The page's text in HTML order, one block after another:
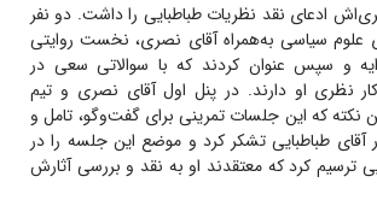
ادعای نقد نظریات طباطبایی را داشت. دو نفر
علوم سیاسی به‌همراه آقای نصری، نخست روایتی
و سپس عنوان کردند که با سوالاتی سعی در
نظری او دارند. در پنل اول آقای نصری و تیم
نکته که این جلسات تمرینی برای گفت‌وگو، تامل و
طباطبایی تشکر کرد و موضع این جلسه را در
ترسیم کرد که معتقدند او به نقد و بررسی آثارش